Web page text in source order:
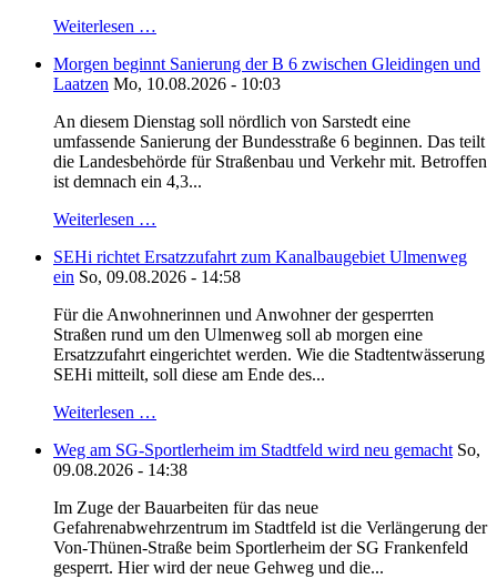
Weiterlesen …
Morgen beginnt Sanierung der B 6 zwischen Gleidingen und
Laatzen Mo, 10.08.2026 - 10:03
An diesem Dienstag soll nördlich von Sarstedt eine
umfassende Sanierung der Bundesstraße 6 beginnen. Das teilt
die Landesbehörde für Straßenbau und Verkehr mit. Betroffen
ist demnach ein 4,3...
Weiterlesen …
SEHi richtet Ersatzzufahrt zum Kanalbaugebiet Ulmenweg
ein So, 09.08.2026 - 14:58
Für die Anwohnerinnen und Anwohner der gesperrten
Straßen rund um den Ulmenweg soll ab morgen eine
Ersatzzufahrt eingerichtet werden. Wie die Stadtentwässerung
SEHi mitteilt, soll diese am Ende des...
Weiterlesen …
Weg am SG-Sportlerheim im Stadtfeld wird neu gemacht So,
09.08.2026 - 14:38
Im Zuge der Bauarbeiten für das neue
Gefahrenabwehrzentrum im Stadtfeld ist die Verlängerung der
Von-Thünen-Straße beim Sportlerheim der SG Frankenfeld
gesperrt. Hier wird der neue Gehweg und die...